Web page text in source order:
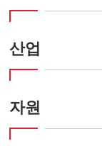
산업
자원